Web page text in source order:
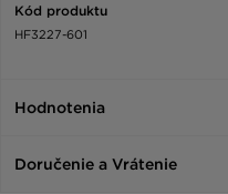
Kód produktu
HF3227-601
Hodnotenia
Doručenie a Vrátenie